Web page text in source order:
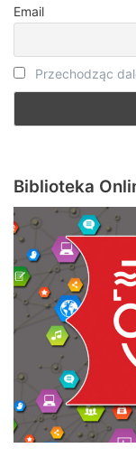
Email
Przechodząc
Biblioteka